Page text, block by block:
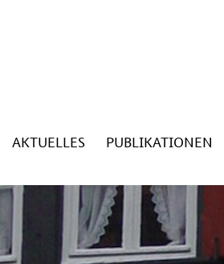
AKTUELLES PUBLIKATIONEN